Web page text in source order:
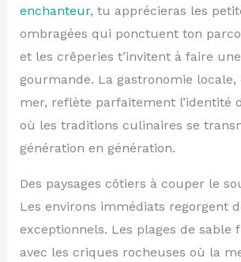
enchanteur, tu apprécieras les
ombragées qui ponctuent ton
et les crêperies t’invitent à faire
gourmande. La gastronomie
mer, reflète parfaitement l’identité
où les traditions culinaires se
génération en génération.
Des paysages côtiers à couper le
Les environs immédiats regorgent
exceptionnels. Les plages de sable
avec les criques rocheuses où la